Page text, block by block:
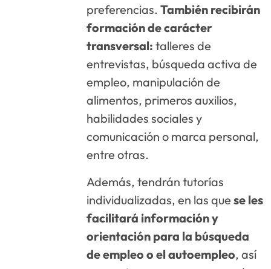
preferencias.También recibirán
formación de carácter
transversal: talleres de
entrevistas, búsqueda activa de
empleo, manipulación de
alimentos, primeros auxilios,
habilidades sociales y
comunicación o marca personal,
entre otras.
Además, tendrán tutorías
individualizadas, en las quese les
facilitará información y
orientación para la búsqueda
de empleo o el autoempleo, así